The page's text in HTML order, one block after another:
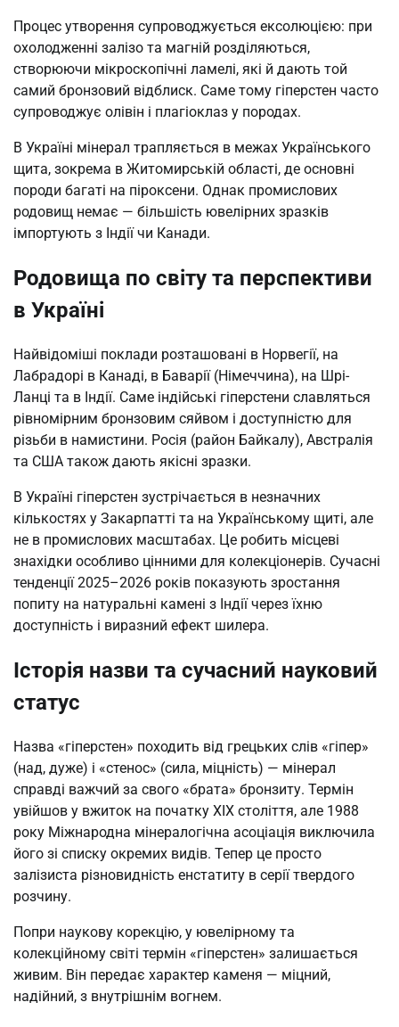
Процес утворення супроводжується ексолюцією: при
охолодженні залізо та магній розділяються,
створюючи мікроскопічні ламелі, які й дають той
самий бронзовий відблиск. Саме тому гіперстен часто
супроводжує олівін і плагіоклаз у породах.
В Україні мінерал трапляється в межах Українського
щита, зокрема в Житомирській області, де основні
породи багаті на піроксени. Однак промислових
родовищ немає — більшість ювелірних зразків
імпортують з Індії чи Канади.
Родовища по світу та перспективи
в Україні
Найвідоміші поклади розташовані в Норвегії, на
Лабрадорі в Канаді, в Баварії (Німеччина), на Шрі-
Ланці та в Індії. Саме індійські гіперстени славляться
рівномірним бронзовим сяйвом і доступністю для
різьби в намистини. Росія (район Байкалу), Австралія
та США також дають якісні зразки.
В Україні гіперстен зустрічається в незначних
кількостях у Закарпатті та на Українському щиті, але
не в промислових масштабах. Це робить місцеві
знахідки особливо цінними для колекціонерів. Сучасні
тенденції 2025–2026 років показують зростання
попиту на натуральні камені з Індії через їхню
доступність і виразний ефект шилера.
Історія назви та сучасний науковий
статус
Назва «гіперстен» походить від грецьких слів «гіпер»
(над, дуже) і «стенос» (сила, міцність) — мінерал
справді важчий за свого «брата» бронзиту. Термін
увійшов у вжиток на початку XIX століття, але 1988
року Міжнародна мінералогічна асоціація виключила
його зі списку окремих видів. Тепер це просто
залізиста різновидність енстатиту в серії твердого
розчину.
Попри наукову корекцію, у ювелірному та
колекційному світі термін «гіперстен» залишається
живим. Він передає характер каменя — міцний,
надійний, з внутрішнім вогнем.